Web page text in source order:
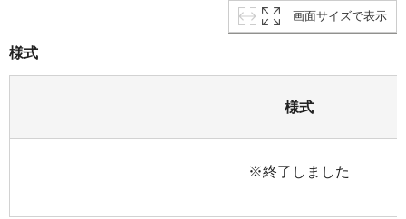
画面サイズで表示
様式
様式
※終了しました